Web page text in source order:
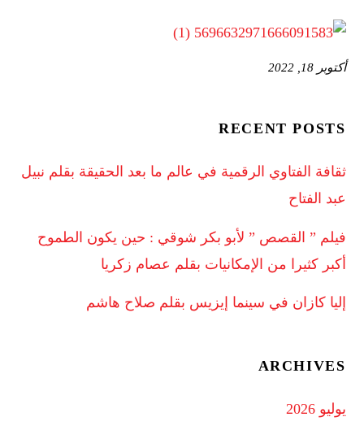
أكتوبر 18, 2022
RECENT POSTS
ثقافة الفتاوي الرقمية في عالم ما بعد الحقيقة بقلم نبيل
عبد الفتاح
فيلم ” القصص ” لأبو بكر شوقي : حين يكون الطموح
أكبر كثيرا من الإمكانيات بقلم عصام زكريا
إليا كازان في سينما إيزيس بقلم صلاح هاشم
ARCHIVES
يوليو 2026